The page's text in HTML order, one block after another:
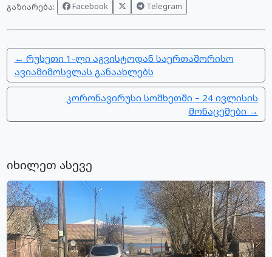
გაზიარება: Facebook Telegram
← რუსეთი 1-ლი აგვისტოდან საერთაშორისო
ავიამიმოსვლას განაახლებს
კორონავირუსი სომხეთში – 24 ივლისის
მონაცემები →
იხილეთ ასევე